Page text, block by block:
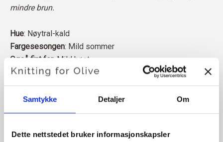
Samtykke Detaljer Om
Dette nettstedet bruker informasjonskapsler
mindre brun.
Hue: Nøytral-kald
Fargesesongen: Mild sommer
Også fint for: Mild høst
Merinoullen vår kommer fra sauer som er avlet opp i
Patagonia, der mulesing ikke praktiseres. Ullen kan
spores direkte tilbake til gården den kommer fra. På
hvilke sauer som har laget ullen vår.